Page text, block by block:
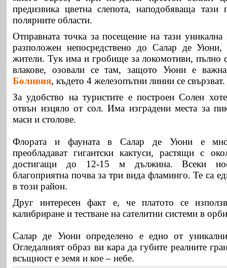
предизвика цветна слепота, наподобяваща тази
полярните области.
Отправната точка за посещение на тази
разположен непосредствено до Салар де Уюни,
жители. Тук има и гробище за локомотиви, пълно
влакове, озовали се там, защото Уюни е
Боливия, където 4 железопътни линии се свързват.
За удобство на туристите е построен Солен
отвън изцяло от сол. Има изградени места за
маси и столове.
Флората и фауната в Салар де Уюни е
преобладават гигантски кактуси, растящи с
достигащи до 12-15 м дължина. Всеки
благоприятна почва за три вида фламинго. Те са
в този район.
Друг интересен факт е, че платото се
калибриране и тестване на сателитни системи в
Салар де Уюни определено е едно от
Огледалният образ ви кара да губите реалните
всъщност е земя и кое – небе.